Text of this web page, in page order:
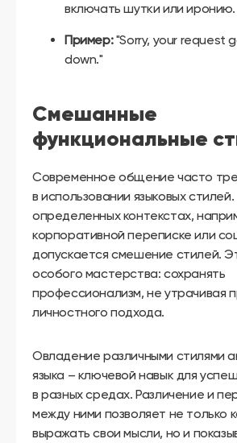
включать шутки или иронию.
Пример:"Sorry, your request
down."
Смешанные
функциональные
Современное общение часто
в использовании языковых стилей.
определенных контекстах,
корпоративной переписке или
допускается смешение стилей.
особого мастерства: сохранять
профессионализм, не утрачивая
личностного подхода.
Овладение различными стилями
языка – ключевой навык для
в разных средах. Различение и
между ними позволяет не только
выражать свои мысли, но и